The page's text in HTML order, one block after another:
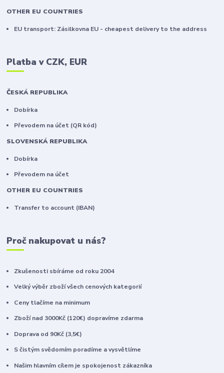
OTHER EU COUNTRIES
EU transport: Zásilkovna EU - cheapest delivery to the address
Platba v CZK, EUR
ČESKÁ REPUBLIKA
Dobírka
Převodem na účet (QR kód)
SLOVENSKÁ REPUBLIKA
Dobírka
Převodem na účet
OTHER EU COUNTRIES
Transfer to account (IBAN)
Proč nakupovat u nás?
Zkušenosti sbíráme od roku 2004
Velký výběr zboží všech cenových kategorií
Ceny tlačíme na minimum
Zboží nad 3000Kč (120€) dopravíme zdarma
Doprava od 90Kč (3,5€)
S čistým svědomím poradíme a vysvětlíme
Našim hlavním cílem je spokojenost zákazníka